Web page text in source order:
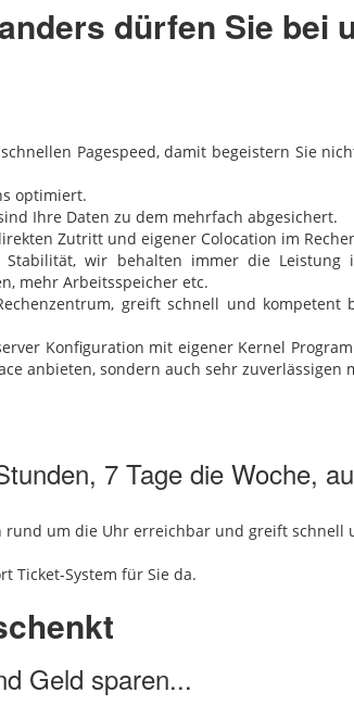
dürfen Sie bei
Pagespeed, damit begeistern Sie
optimiert.
Ihre Daten zu dem mehrfach abgesichert.
Zutritt und eigener Colocation im
Stabilität, wir behalten immer die
mehr Arbeitsspeicher etc.
greift schnell und
Konfiguration mit eigener Kernel
anbieten, sondern auch sehr zuverlässigen
7 Tage die Woche,
um die Uhr erreichbar und greift schnell
Ticket-System für Sie da.
Geld sparen...